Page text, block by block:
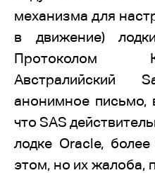
механизма для
в движение)
Протоколом
Австралийский
анонимное письмо,
что SAS
лодке Oracle,
этом, но их жалоба,